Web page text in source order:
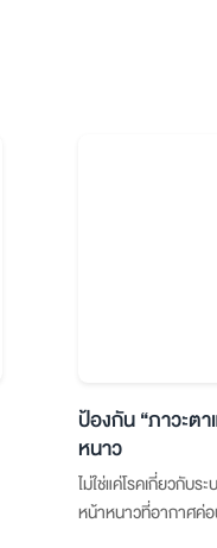
ป้องกัน “ภาวะต
หนาว
ไม่ใช่แค่โรคเกี่ยวกับร
หน้าหนาวที่อากาศค่อ